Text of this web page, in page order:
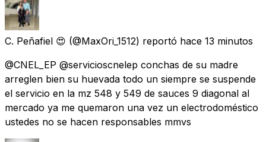
C. Peñafiel 😍 (@MaxOri_1512) reportó hace 13 minutos
@CNEL_EP @servicioscnelep conchas de su madre
arreglen bien su huevada todo un siempre se suspende
el servicio en la mz 548 y 549 de sauces 9 diagonal al
mercado ya me quemaron una vez un electrodoméstico
ustedes no se hacen responsables mmvs